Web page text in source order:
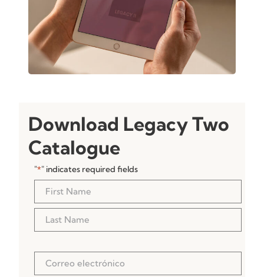
Download Legacy Two
Catalogue
"*" indicates required fields
Nombre
Correo
electrónico